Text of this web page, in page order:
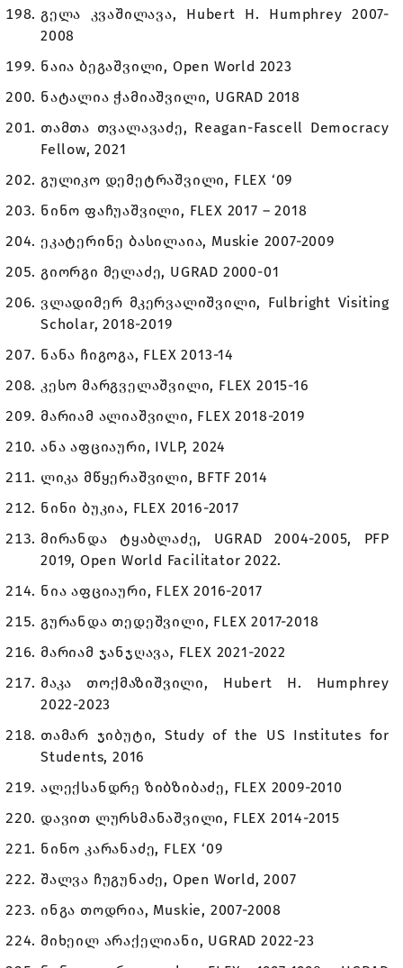
გელა კვაშილავა, Hubert H. Humphrey 2007-
2008
ნაია ბეგაშვილი, Open World 2023
ნატალია ჭამიაშვილი, UGRAD 2018
თამთა თვალავაძე, Reagan-Fascell Democracy
Fellow, 2021
გულიკო დემეტრაშვილი, FLEX ‘09
ნინო ფაჩუაშვილი, FLEX 2017 – 2018
ეკატერინე ბასილაია, Muskie 2007-2009
გიორგი მელაძე, UGRAD 2000-01
ვლადიმერ მკერვალიშვილი, Fulbright Visiting
Scholar, 2018-2019
ნანა ჩიგოგა, FLEX 2013-14
კესო მარგველაშვილი, FLEX 2015-16
მარიამ ალიაშვილი, FLEX 2018-2019
ანა აფციაური, IVLP, 2024
ლიკა მწყერაშვილი, BFTF 2014
ნინი ბუკია, FLEX 2016-2017
მირანდა ტყაბლაძე, UGRAD 2004-2005, PFP
2019, Open World Facilitator 2022.
ნია აფციაური, FLEX 2016-2017
გურანდა თედეშვილი, FLEX 2017-2018
მარიამ ჯანჯღავა, FLEX 2021-2022
მაკა თოქმაზიშვილი, Hubert H. Humphrey
2022-2023
თამარ ჯიბუტი, Study of the US Institutes for
Students, 2016
ალექსანდრე ზიბზიბაძე, FLEX 2009-2010
დავით ლურსმანაშვილი, FLEX 2014-2015
ნინო კარანაძე, FLEX ‘09
შალვა ჩუგუნაძე, Open World, 2007
ინგა თოდრია, Muskie, 2007-2008
მიხეილ არაქელიანი, UGRAD 2022-23